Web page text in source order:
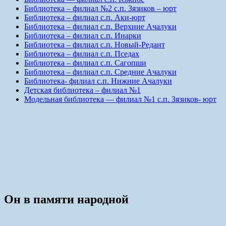
Библиотека – филиал №2 с.п. Зязиков – юрт
Библиотека – филиал с.п. Аки-юрт
Библиотека – филиал с.п. Верхние Ачалуки
Библиотека – филиал с.п. Инарки
Библиотека – филиал с.п. Новый-Редант
Библиотека – филиал с.п. Пседах
Библиотека – филиал с.п. Сагопши
Библиотека – филиал с.п. Средние Ачалуки
Библиотека- филиал с.п. Нижние Ачалуки
Детская библиотека – филиал №1
Модельная библиотека — филиал №1 с.п. Зязиков- юрт
Он в памяти народной